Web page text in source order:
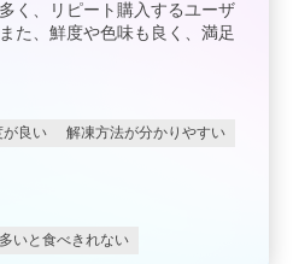
く、リピート購入するユーザ
た、鮮度や色味も良く、満足
が良い
解凍方法が分かりやすい
いと食べきれない